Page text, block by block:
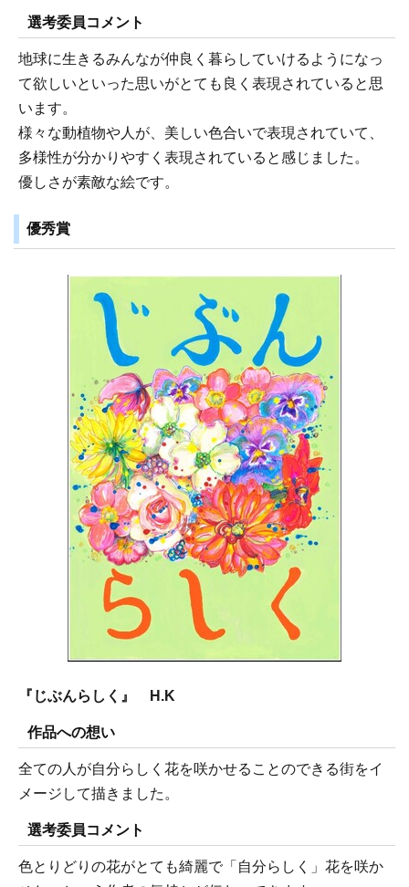
選考委員コメント
地球に生きるみんなが仲良く暮らしていけるようになっ
て欲しいといった思いがとても良く表現されていると思
います。
様々な動植物や人が、美しい色合いで表現されていて、
多様性が分かりやすく表現されていると感じました。
優しさが素敵な絵です。
優秀賞
『じぶんらしく』 H.K
作品への想い
全ての人が自分らしく花を咲かせることのできる街をイ
メージして描きました。
選考委員コメント
色とりどりの花がとても綺麗で「自分らしく」花を咲か